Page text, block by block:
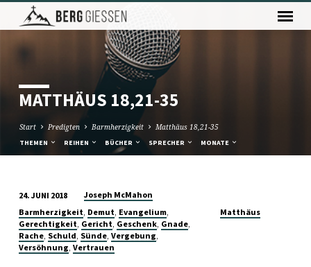
MATTHÄUS 18,21-35
Start Predigten Barmherzigkeit Matthäus 18,21-35
THEMEN REIHEN BÜCHER SPRECHER MONATE
MATTHÄUS
18,21-
35
24. JUNI 2018
Joseph McMahon
Barmherzigkeit, Demut, Evangelium,
Gerechtigkeit, Gericht, Geschenk, Gnade,
Rache, Schuld, Sünde, Vergebung,
Versöhnung, Vertrauen
Matthäus